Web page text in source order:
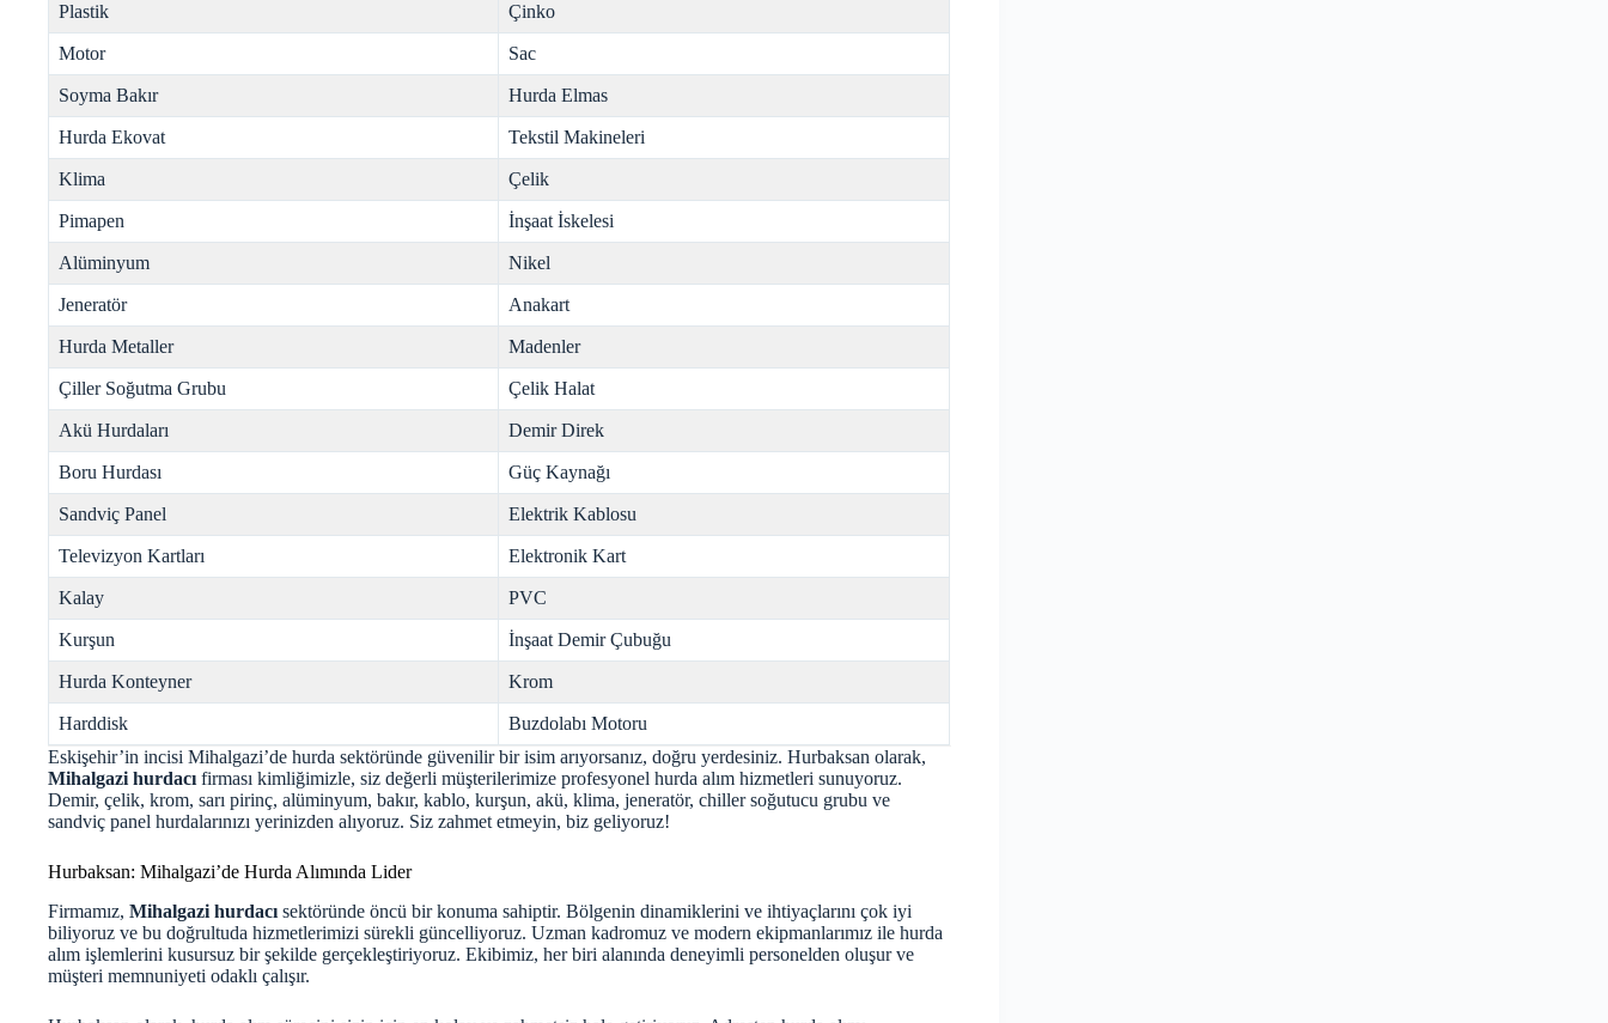
Plastik Çinko
Motor Sac
Soyma Bakır Hurda Elmas
Hurda Ekovat Tekstil Makineleri
Klima Çelik
Pimapen İnşaat İskelesi
Alüminyum Nikel
Jeneratör Anakart
Hurda Metaller Madenler
Çiller Soğutma Grubu Çelik Halat
Akü Hurdaları Demir Direk
Boru Hurdası Güç Kaynağı
Sandviç Panel Elektrik Kablosu
Televizyon Kartları Elektronik Kart
Kalay PVC
Kurşun İnşaat Demir Çubuğu
Hurda Konteyner Krom
Harddisk
Buzdolabı Motoru
Eskişehir’in incisi Mihalgazi’de hurda sektöründe güvenilir bir isim arıyorsanız, doğru yerdesiniz. Hurbaksan olarak,
Mihalgazi hurdacı firması kimliğimizle, siz değerli müşterilerimize profesyonel hurda alım hizmetleri sunuyoruz.
Demir, çelik, krom, sarı pirinç, alüminyum, bakır, kablo, kurşun, akü, klima, jeneratör, chiller soğutucu grubu ve
sandviç panel hurdalarınızı yerinizden alıyoruz. Siz zahmet etmeyin, biz geliyoruz!
Hurbaksan: Mihalgazi’de Hurda Alımında Lider
Firmamız, Mihalgazi hurdacı sektöründe öncü bir konuma sahiptir. Bölgenin dinamiklerini ve ihtiyaçlarını çok iyi
biliyoruz ve bu doğrultuda hizmetlerimizi sürekli güncelliyoruz. Uzman kadromuz ve modern ekipmanlarımız ile hurda
alım işlemlerini kusursuz bir şekilde gerçekleştiriyoruz. Ekibimiz, her biri alanında deneyimli personelden oluşur ve
müşteri memnuniyeti odaklı çalışır.